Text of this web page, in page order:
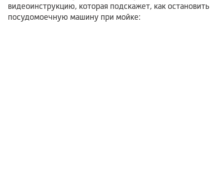
видеоинструкцию, которая подскажет, как остановить
посудомоечную машину при мойке: